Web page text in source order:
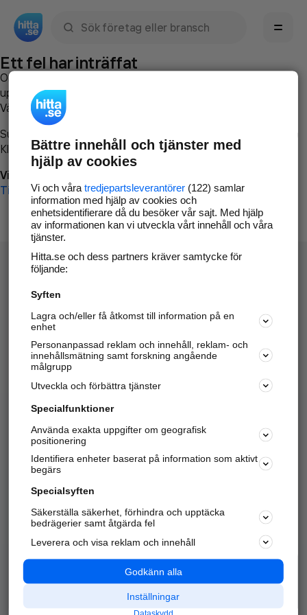
Ett fel har inträffat
Om du vill kan du
uppstod så att vi lättare och snabbare kan avhjälpa det.
Vänligen försök med följande:
Surfa till
Klicka påTillbaka-knappen i webbläsaren och försök igen
Vi beklagar besväret!
Till startsidan
Hitta.se - Gratis nummerupplysning.
Sök företag, personer och platser.
Hitta telefonnummer, adresser, företagsinfo mm.
Marknadsför företaget
Kom igång och annonsera mot
samarbetspartners nära dig.
Alla kategorier
Populära sökningar
API & Kartor
Annonsera
Integritet
Nödnummer
Bättre innehåll och tjänster med
hjälp av cookies
Vi och våra tredjepartsleverantörer(122) samlar
information med hjälp av cookies och
enhetsidentifierare då du besöker vår sajt. Med hjälp
av informationen kan vi utveckla vårt innehåll och våra
tjänster.
Hitta.se och dess partners kräver samtycke för
följande:
Syften
Lagra och/eller få åtkomst till information på en
enhet
Personanpassad reklam och innehåll, reklam- och
innehållsmätning samt forskning angående
målgrupp
Utveckla och förbättra tjänster
Specialfunktioner
Använda exakta uppgifter om geografisk
positionering
Identifiera enheter baserat på information som aktivt
begärs
Specialsyften
Säkerställa säkerhet, förhindra och upptäcka
bedrägerier samt åtgärda fel
Leverera och visa reklam och innehåll
Godkänn alla
Inställningar
Dataskydd